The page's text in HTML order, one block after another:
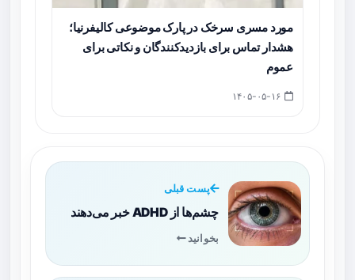
مورد مسری سرخک در پارک موضوعی کالیفرنیا؛
هشدار تماس برای بازدیدکنندگان و نکاتی برای
عموم
پست قبلی
چشم‌ها از ADHD خبر می‌دهند
بخوانید